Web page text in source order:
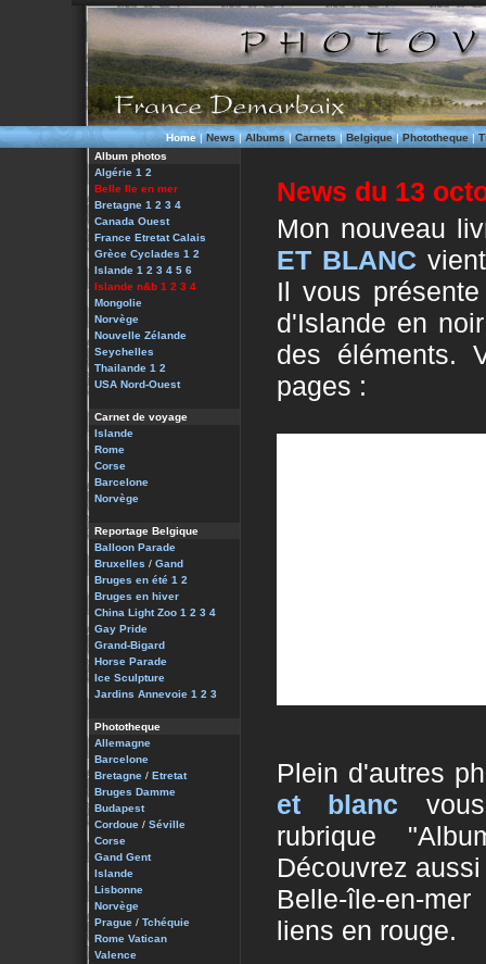
Home|News|Albums|Carnets|Belgique|Phototheque|
Album photos
Algérie 1 2
Belle Ile en mer
Bretagne 1 2 3 4
Canada Ouest
France Etretat Calais
Grèce Cyclades 1 2
Islande 1 2 3 4 5 6
Islande n&b 1 2 3 4
Mongolie
Norvège
Nouvelle Zélande
Seychelles
Thailande 1 2
USA Nord-Ouest
Carnet de voyage
Islande
Rome
Corse
Barcelone
Norvège
Reportage Belgique
Balloon Parade
Bruxelles / Gand
Bruges en été 1 2
Bruges en hiver
China Light Zoo 1 2 3 4
Gay Pride
Grand-Bigard
Horse Parade
Ice Sculpture
Jardins Annevoie 1 2 3
Phototheque
Allemagne
Barcelone
Bretagne/ Etretat
Bruges Damme
Budapest
Cordoue/ Séville
Corse
Gand Gent
Islande
Lisbonne
Norvège
Prague/ Tchéquie
Rome Vatican
Valence
News du 13
Mon nouveau
ET BLANC
Il vous
d'Islande en
des éléments.
pages :
Plein d'autres
et blanc
rubrique
Découvrez
Belle-île-en-
liens en rouge.